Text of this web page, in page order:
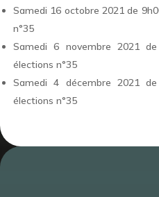
Samedi 16 octobre 2021 de
n°35
Samedi 6 novembre 2021
élections n°35
Samedi 4 décembre 2021
élections n°35